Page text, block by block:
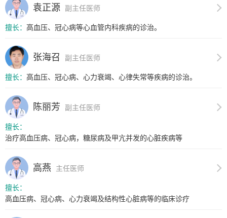
袁正源 副主任医师
擅长： 高血压、冠心病等心血管内科疾病的诊治。
张海召 副主任医师
擅长： 高血压、冠心病、心力衰竭、心律失常等疾病的诊治。
陈丽芳 副主任医师
擅长：
治疗高血压病、冠心病，糖尿病及甲亢并发的心脏疾病等
高燕 主任医师
擅长：
高血压病、冠心病、心力衰竭及结构性心脏病等的临床诊疗